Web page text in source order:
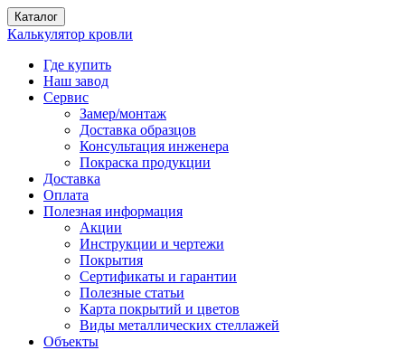
Каталог
Калькулятор кровли
Где купить
Наш завод
Сервис
Замер/монтаж
Доставка образцов
Консультация инженера
Покраска продукции
Доставка
Оплата
Полезная информация
Акции
Инструкции и чертежи
Покрытия
Сертификаты и гарантии
Полезные статьи
Карта покрытий и цветов
Виды металлических стеллажей
Объекты